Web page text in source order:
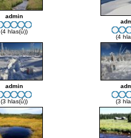
admin
(4 hlas(ů))
(4
admin
(3 hlas(ů)) (3